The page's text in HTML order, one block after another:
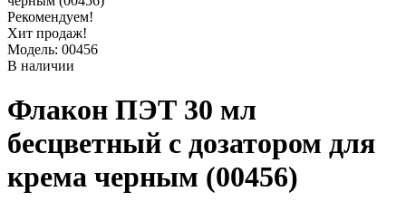
Рекомендуем!
Хит продаж!
Модель: 00456
В наличии
Флакон ПЭТ 30 мл
бесцветный с дозатором для
крема черным (00456)